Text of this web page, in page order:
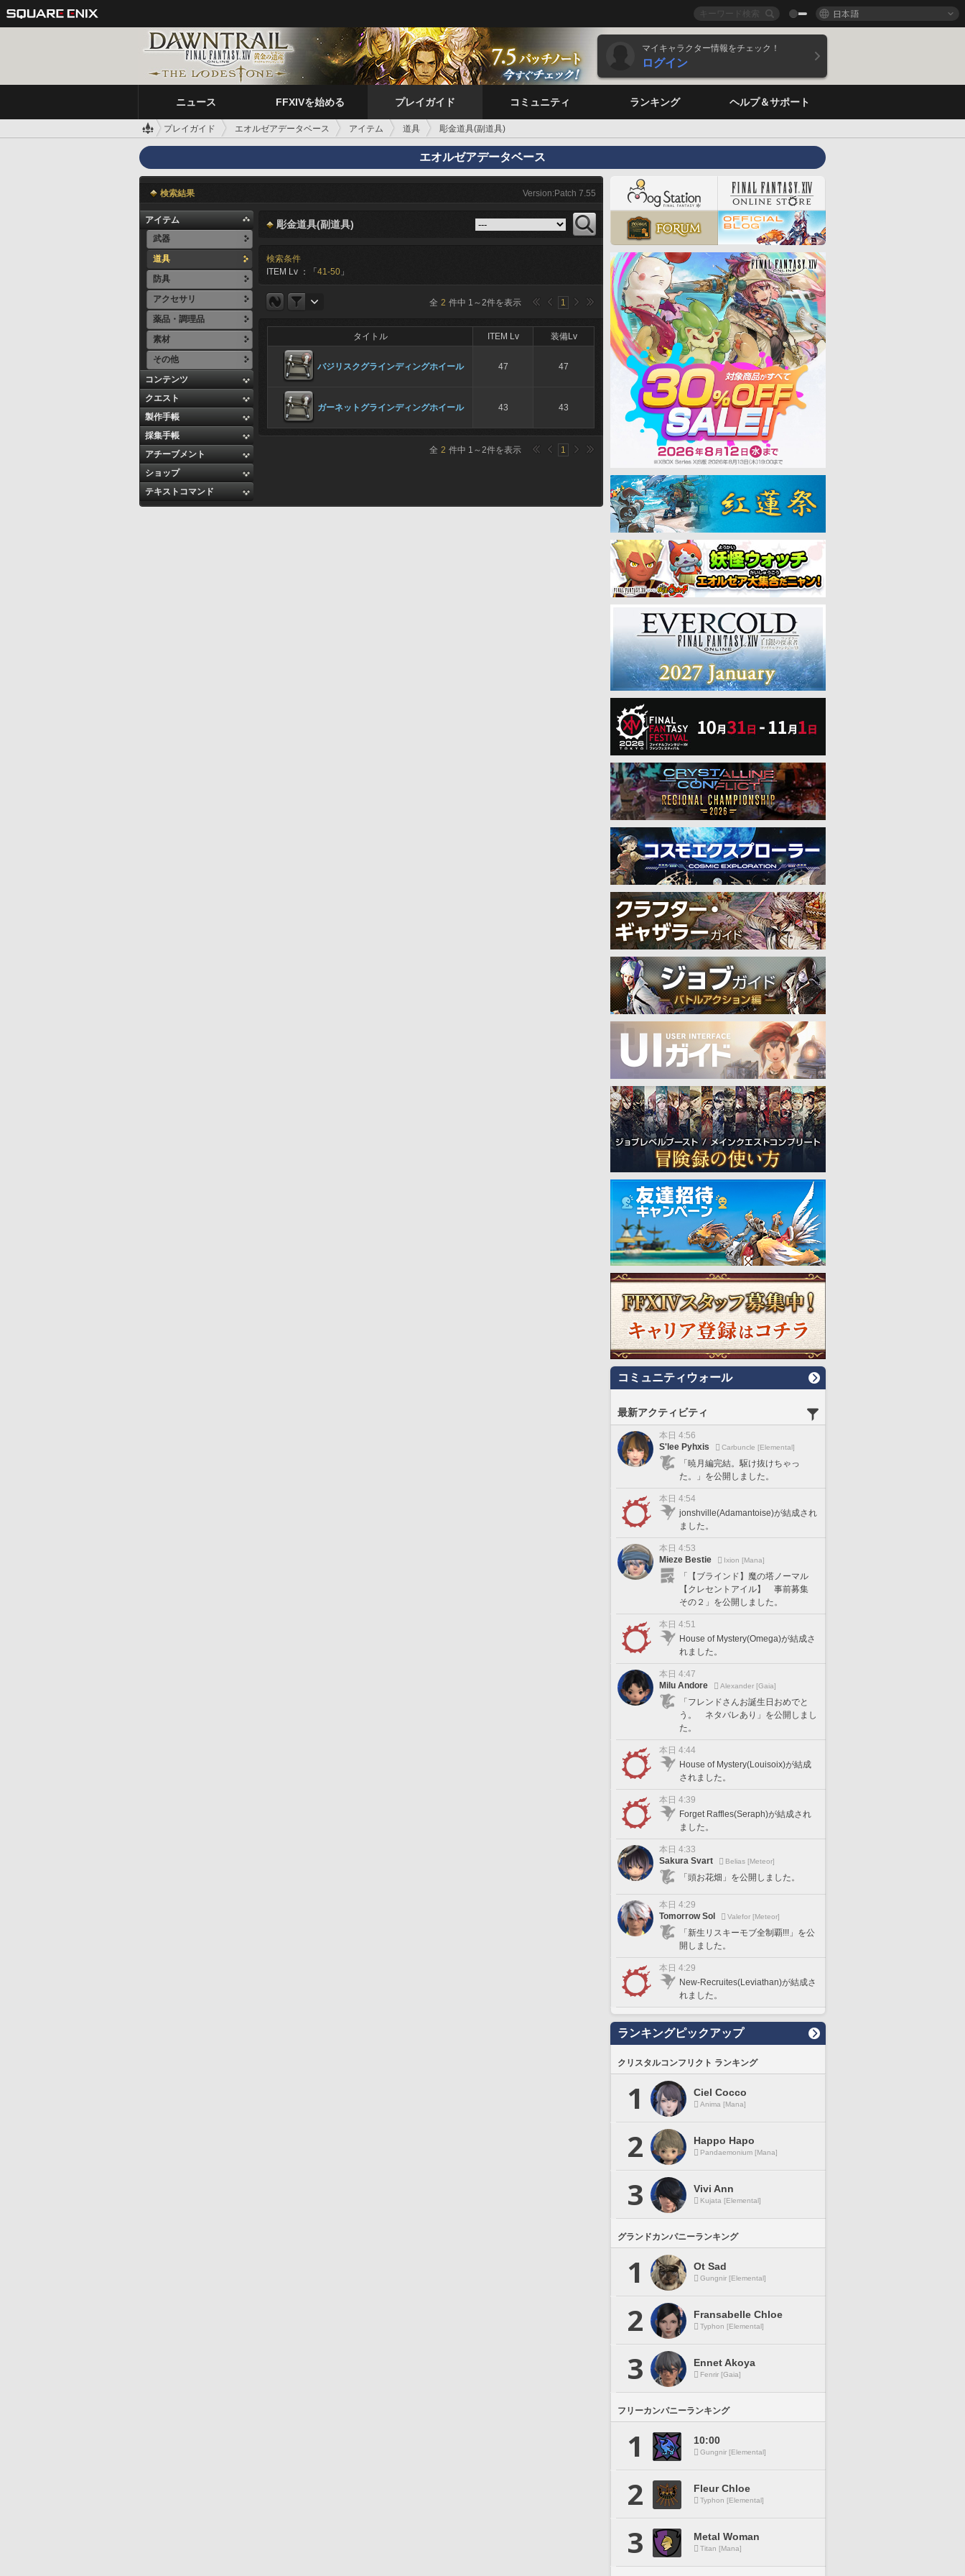
日本語
マイキャラクター情報をチェック！
ログイン
ニュース FFXIVを始める プレイガイド コミュニティ ランキング ヘルプ＆サポート
プレイガイド エオルゼアデータベース アイテム 道具 彫金道具(副道具)
エオルゼアデータベース
検索結果 Version:Patch 7.55
アイテム
武器
道具
防具
アクセサリ
薬品・調理品
素材
その他
コンテンツ
クエスト
製作手帳
採集手帳
アチーブメント
ショップ
テキストコマンド
彫金道具(副道具)
検索条件
ITEM Lv ：「 41-50 」
全 2 件中 1 ～2件を表示 1
タイトル ITEM Lv 装備Lv
バジリスクグラインディングホイール 47 47
ガーネットグラインディングホイール 43 43
全 2 件中 1 ～2件を表示 1
コミュニティウォール
最新アクティビティ
本日 4:56
S'lee Pyhxis
Carbuncle [Elemental]
「暁月編完結。駆け抜けちゃっ
た。」を公開しました。
本日 4:54
jonshville(Adamantoise)が結成され
ました。
本日 4:53
Mieze Bestie
Ixion [Mana]
「【ブラインド】魔の塔ノーマル
【クレセントアイル】 事前募集
その２」を公開しました。
本日 4:51
House of Mystery(Omega)が結成さ
れました。
本日 4:47
Milu Andore
Alexander [Gaia]
「フレンドさんお誕生日おめでと
う。 ネタバレあり」を公開しまし
た。
本日 4:44
House of Mystery(Louisoix)が結成
されました。
本日 4:39
Forget Raffles(Seraph)が結成され
ました。
本日 4:33
Sakura Svart
Belias [Meteor]
「頭お花畑」を公開しました。
本日 4:29
Tomorrow Sol
Valefor [Meteor]
「新生リスキーモブ全制覇!!!」を公
開しました。
本日 4:29
New-Recruites(Leviathan)が結成さ
れました。
ランキングピックアップ
クリスタルコンフリクト ランキング
1 Ciel Cocco
Anima [Mana]
2 Happo Hapo
Pandaemonium [Mana]
3 Vivi Ann
Kujata [Elemental]
グランドカンパニーランキング
1 Ot Sad
Gungnir [Elemental]
2 Fransabelle Chloe
Typhon [Elemental]
3 Ennet Akoya
Fenrir [Gaia]
フリーカンパニーランキング
1 10:00
Gungnir [Elemental]
2 Fleur Chloe
Typhon [Elemental]
3 Metal Woman
Titan [Mana]